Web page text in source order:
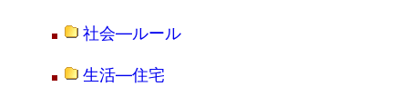
社会―ルール
生活―住宅